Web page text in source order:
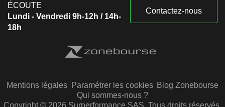
ÉCOUTE
Lundi - Vendredi 9h-12h / 14h-
18h
Contactez-nous
Mentions légales Paramétrer les cookies Blog Zonebourse
Qui sommes-nous ?
Copyright © 2026 Surperformance SAS. Tous droits réservés.